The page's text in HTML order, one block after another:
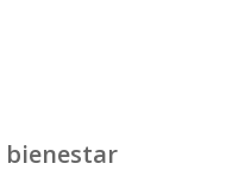
bienestar